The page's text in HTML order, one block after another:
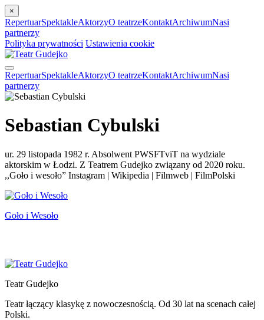
×
RepertuarSpektakleAktorzyO teatrzeKontaktArchiwumNasi
partnerzy
Polityka prywatności Ustawienia cookie
RepertuarSpektakleAktorzyO teatrzeKontaktArchiwumNasi
partnerzy
Sebastian Cybulski
ur. 29 listopada 1982 r. Absolwent PWSFTviT na wydziale
aktorskim w Łodzi. Z Teatrem Gudejko związany od 2020 roku.
,,Goło i wesoło” Instagram | Wikipedia | Filmweb | FilmPolski
Goło i Wesoło
Teatr Gudejko
Teatr łączący klasykę z nowoczesnością. Od 30 lat na scenach całej
Polski.